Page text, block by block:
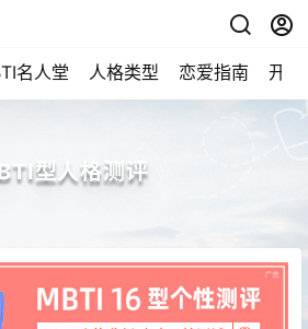
名人堂 人格类型 恋爱指南 开始
型人格测评